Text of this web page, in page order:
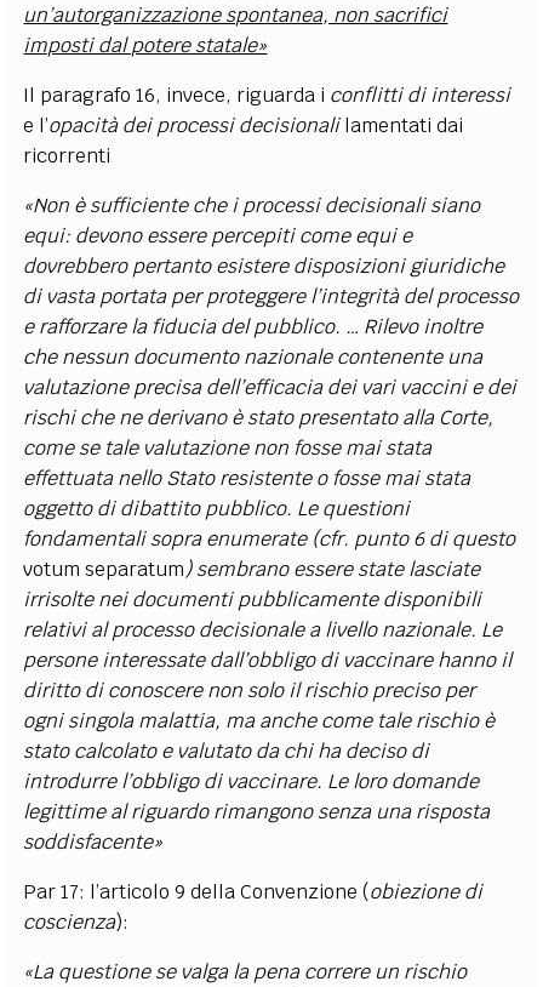
un’autorganizzazione spontanea, non sacrifici
imposti dal potere statale»
Il paragrafo 16, invece, riguarda i conflitti di interessi
e l’opacità dei processi decisionalilamentati dai
ricorrenti
«Non è sufficiente che i processi decisionali siano
equi: devono essere percepiti come equi e
dovrebbero pertanto esistere disposizioni giuridiche
di vasta portata per proteggere l’integrità del processo
e rafforzare la fiducia del pubblico. … Rilevo inoltre
che nessun documento nazionale contenente una
valutazione precisa dell’efficacia dei vari vaccini e dei
rischi che ne derivano è stato presentato alla Corte,
come se tale valutazione non fosse mai stata
effettuata nello Stato resistente o fosse mai stata
oggetto di dibattito pubblico. Le questioni
fondamentali sopra enumerate (cfr. punto 6 di questo
votum separatum) sembrano essere state lasciate
irrisolte nei documenti pubblicamente disponibili
relativi al processo decisionale a livello nazionale. Le
persone interessate dall’obbligo di vaccinare hanno il
diritto di conoscere non solo il rischio preciso per
ogni singola malattia, ma anche come tale rischio è
stato calcolato e valutato da chi ha deciso di
introdurre l’obbligo di vaccinare. Le loro domande
legittime al riguardo rimangono senza una risposta
soddisfacente»
Par 17: l’articolo 9 della Convenzione (obiezione di
coscienza):
«La questione se valga la pena correre un rischio